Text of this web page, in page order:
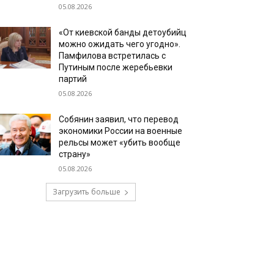
05.08.2026
«От киевской банды детоубийц
можно ожидать чего угодно».
Памфилова встретилась с
Путиным после жеребьевки
партий
05.08.2026
Собянин заявил, что перевод
экономики России на военные
рельсы может «убить вообще
страну»
05.08.2026
Загрузить больше